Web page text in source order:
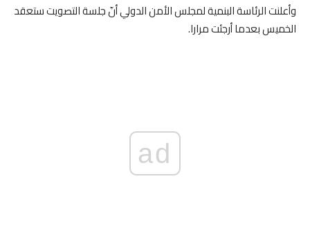
وأعلنت الرئاسة البنمية لمجلس الأمن الدولي أنّ جلسة التصويت ستعقد
الخميس بعدما أرجئت مرارا.
ad